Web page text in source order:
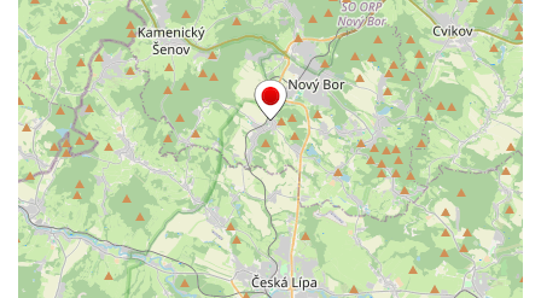
Hrob Aloise Podrábského na hřbitově v
Račicích
Pamětní deska Miroslava Švice na domě
čp. 43 v Lužci nad Vltavou
Pomník obětem 2. světové války v ulici 1.
máje v Lužci nad Vltavou
Pomník obětem válek v ulici 1. máje v Lužci
nad Vltavou
Hrob Vladislava Neumana v Hostíně u